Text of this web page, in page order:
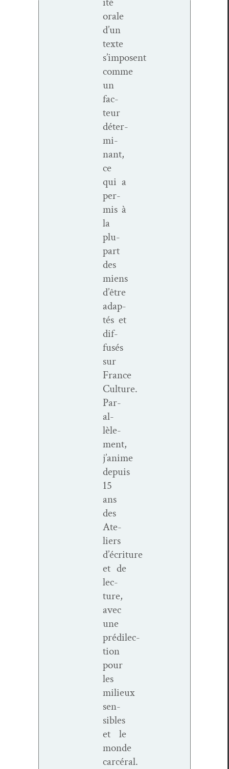
orale
d’un
texte
s’imposent
comme
un
fac­
teur
déter­
mi­
nant,
ce
qui a
per­
mis à
la
plu­
part
des
miens
d’être
adap­
tés et
dif­
fusés
sur
France
Culture.
Par­
al­
lèle­
ment,
j’anime
depuis
15
ans
des
Ate­
liers
d’écriture
et de
lec­
ture,
avec
une
prédilec­
tion
pour
les
milieux
sen­
si­bles
et le
monde
carcéral.